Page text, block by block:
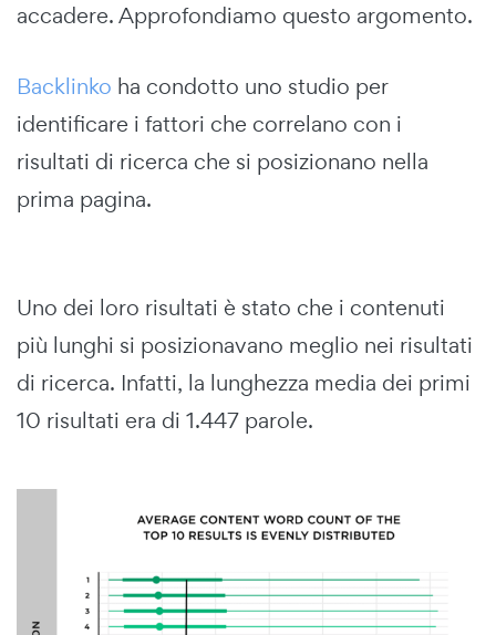
accadere. Approfondiamo questo argomento.
Backlinko ha condotto uno studio per
identificare i fattori che correlano con i
risultati di ricerca che si posizionano nella
prima pagina.
Uno dei loro risultati è stato che i contenuti
più lunghi si posizionavano meglio nei risultati
di ricerca. Infatti, la lunghezza media dei primi
10 risultati era di 1.447 parole.